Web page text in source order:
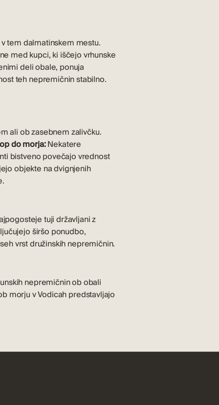
tem dalmatinskem mestu.
med kupci, ki iščejo vrhunske
deli obale, ponuja
teh nepremičnin stabilno.
ali ob zasebnem zalivčku.
do morja:Nekatere
bistveno povečajo vrednost
objekte na dvignjenih
tuji državljani z
širšo ponudbo,
vrst družinskih nepremičnin.
nepremičnin ob obali
morju v Vodicahpredstavljajo